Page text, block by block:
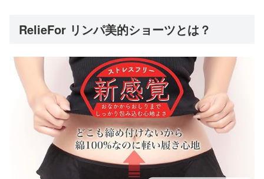
RelieFor リンパ美的ショーツとは？